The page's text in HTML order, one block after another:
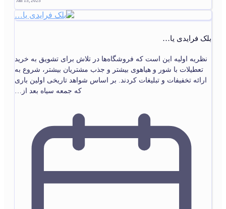
بلک فرایدی یا…
نظریه اولیه این است که فروشگاه‌ها در تلاش برای تشویق به خرید
تعطیلات با شور و هیاهوی بیشتر و جذب مشتریان بیشتر، شروع به
ارائه تخفیفات و تبلیغات کردند. بر اساس شواهد تاریخی اولین باری
که جمعه سیاه بعد از…